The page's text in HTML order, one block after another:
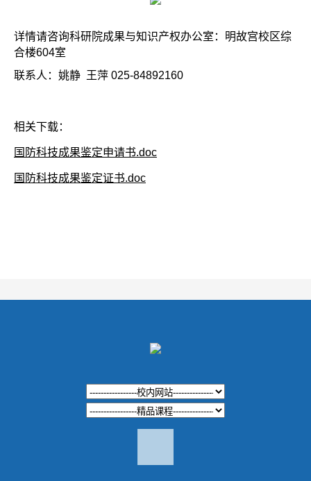
详情请咨询科研院成果与知识产权办公室：明故宫校区综
合楼604室
联系人：姚静 王萍 025-84892160
相关下载：
国防科技成果鉴定申请书.doc
国防科技成果鉴定证书.doc